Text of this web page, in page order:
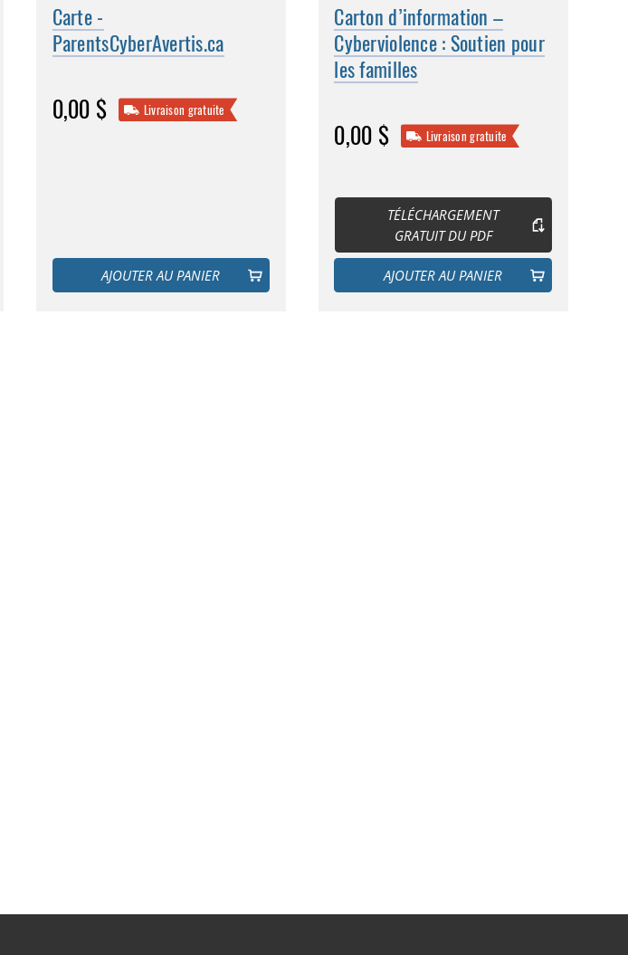
Carte -
ParentsCyberAvertis.ca
0,00 $ Livraison gratuite
AJOUTER AU PANIER
Carton d’information –
Cyberviolence : Soutien pour
les familles
0,00 $ Livraison gratuite
TÉLÉCHARGEMENT
GRATUIT DU PDF
AJOUTER AU PANIER